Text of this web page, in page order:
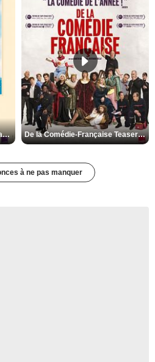
Les Matins merveilleux Bande-annonce VF De la Comédie-Française Teaser VF
à ne pas manquer